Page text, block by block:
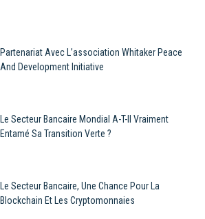
Partenariat Avec L’association Whitaker Peace
And Development Initiative
Le Secteur Bancaire Mondial A-T-Il Vraiment
Entamé Sa Transition Verte ?
Le Secteur Bancaire, Une Chance Pour La
Blockchain Et Les Cryptomonnaies